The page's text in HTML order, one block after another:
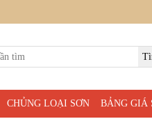
CHỦNG LOẠI SƠN BẢNG GIÁ